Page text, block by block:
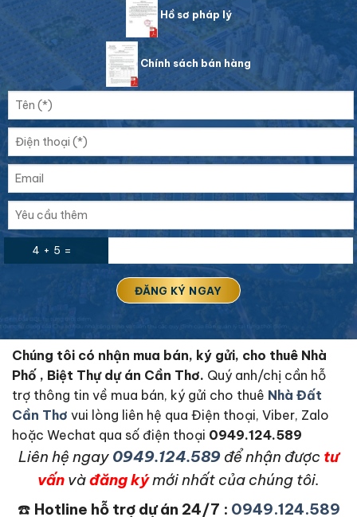
Hồ sơ pháp lý
Chính sách bán hàng
4 + 5 =
Chúng tôi có nhận mua bán, ký gửi, cho thuê Nhà
Phố , Biệt Thự dự án Cần Thơ. Quý anh/chị cần hỗ
trợ thông tin về mua bán, ký gửi cho thuê Nhà Đất
Cần Thơ vui lòng liên hệ qua Điện thoại, Viber, Zalo
hoặc Wechat qua số điện thoại 0949.124.589
Liên hệ ngay 0949.124.589 để nhận được tư
vấn vàđăng kýmới nhất của chúng tôi.
☎️ Hotline hỗ trợ dự án 24/7 : 0949.124.589